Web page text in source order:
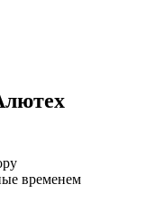
временем